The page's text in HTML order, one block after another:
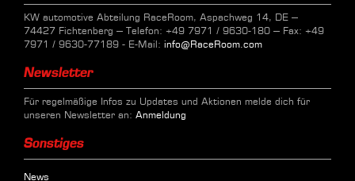
KW automotive Abteilung RaceRoom, Aspachweg 14, DE –
74427 Fichtenberg – Telefon: +49 7971 / 9630-180 – Fax: +49
7971 / 9630-77189 - E-Mail: info@RaceRoom.com
Newsletter
Für regelmäßige Infos zu Updates und Aktionen melde dich für
unseren Newsletter an: Anmeldung
Sonstiges
News